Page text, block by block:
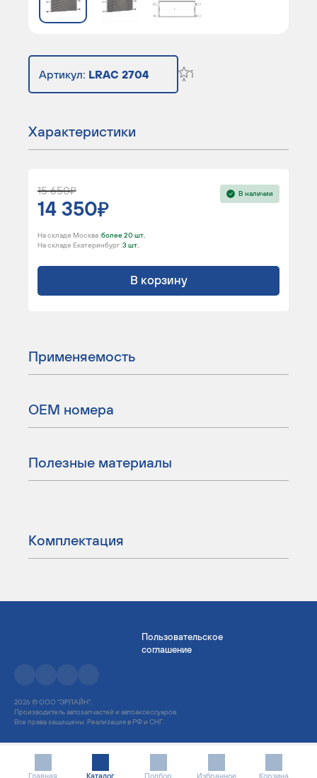
Главная Каталог Подбор Избранное Корзина
Артикул: LRAC 2704
Характеристики
15 650
14 350
В наличии
На складе Москва :более 20 шт.
На складе Екатеринбург :3 шт.
В корзину
Применяемость
ОЕМ номера
Полезные материалы
Комплектация
Пользовательское
соглашение
2026 © ООО "ЭРЛАЙН".
Производитель автозапчастей и автоаксессуаров.
Все права защищены. Реализация в РФ и СНГ.